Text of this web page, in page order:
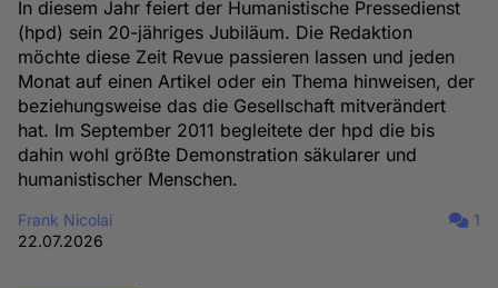
In diesem Jahr feiert der Humanistische Pressedienst
(hpd) sein 20-jähriges Jubiläum. Die Redaktion
möchte diese Zeit Revue passieren lassen und jeden
Monat auf einen Artikel oder ein Thema hinweisen, der
beziehungsweise das die Gesellschaft mitverändert
hat. Im September 2011 begleitete der hpd die bis
dahin wohl größte Demonstration säkularer und
humanistischer Menschen.
Frank Nicolai
22.07.2026
1